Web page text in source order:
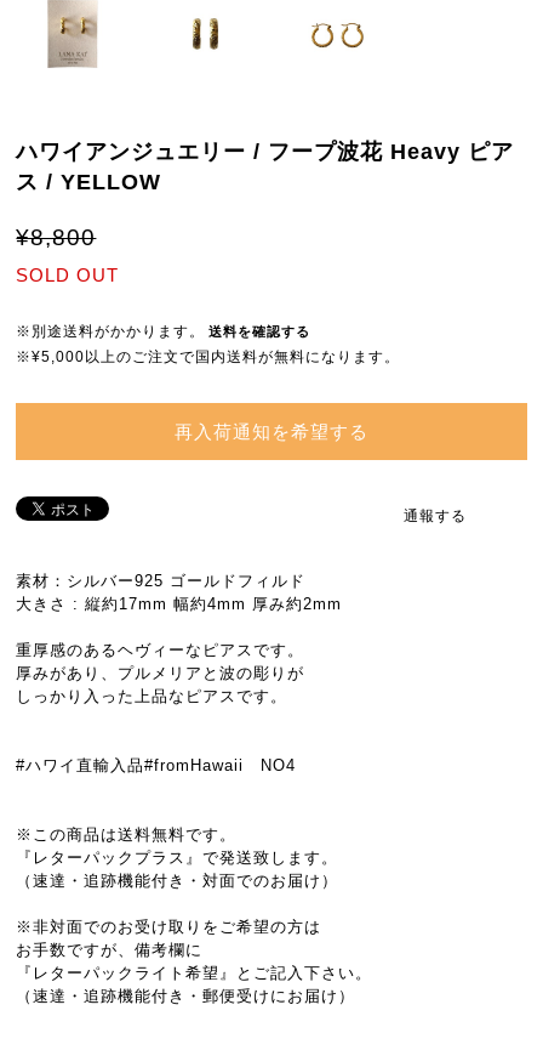
ハワイアンジュエリー / フープ波花 Heavy ピア
ス / YELLOW
¥8,800
SOLD OUT
※別途送料がかかります。 送料を確認する
※¥5,000以上のご注文で国内送料が無料になります。
再入荷通知を希望する
通報する
素材：シルバー925 ゴールドフィルド
大きさ : 縦約17mm 幅約4mm 厚み約2mm
重厚感のあるヘヴィーなピアスです。
厚みがあり、プルメリアと波の彫りが
しっかり入った上品なピアスです。
#ハワイ直輸入品#fromHawaii NO4
※この商品は送料無料です。
『レターパックプラス』で発送致します。
（速達・追跡機能付き・対面でのお届け）
※非対面でのお受け取りをご希望の方は
お手数ですが、備考欄に
『レターパックライト希望』とご記入下さい。
（速達・追跡機能付き・郵便受けにお届け）